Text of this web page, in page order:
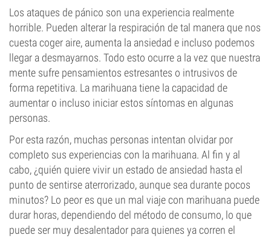
Los ataques de pánico son una experiencia realmente
horrible. Pueden alterar la respiración de tal manera que nos
cuesta coger aire, aumenta la ansiedad e incluso podemos
llegar a desmayarnos. Todo esto ocurre a la vez que nuestra
mente sufre pensamientos estresantes o intrusivos de
forma repetitiva. La marihuana tiene la capacidad de
aumentar o incluso iniciar estos síntomas en algunas
personas.
Por esta razón, muchas personas intentan olvidar por
completo sus experiencias con la marihuana. Al fin y al
cabo, ¿quién quiere vivir un estado de ansiedad hasta el
punto de sentirse aterrorizado, aunque sea durante pocos
minutos? Lo peor es que un mal viaje con marihuana puede
durar horas, dependiendo del método de consumo, lo que
puede ser muy desalentador para quienes ya corren el